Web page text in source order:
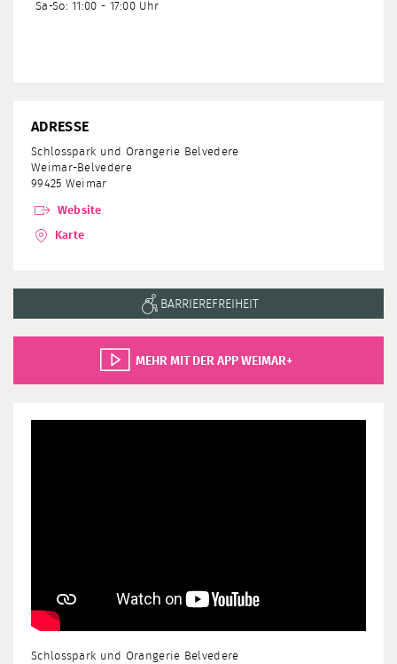
Sa-So: 11:00 - 17:00 Uhr
ADRESSE
Schlosspark und Orangerie Belvedere
Weimar-Belvedere
99425 Weimar
Website
Karte
BARRIEREFREIHEIT
MEHR MIT DER APP WEIMAR+
Schlosspark und Orangerie Belvedere